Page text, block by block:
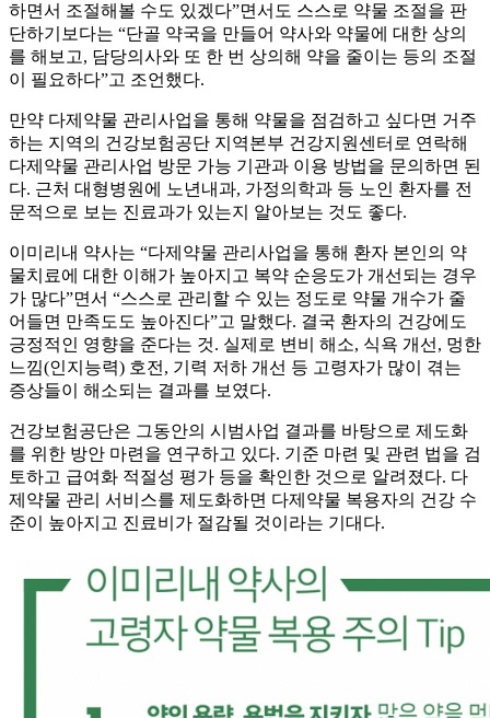
하면서 조절해볼 수도 있겠다”면서도 스스로 약물 조절을 판
단하기보다는 “단골 약국을 만들어 약사와 약물에 대한 상의
를 해보고, 담당의사와 또 한 번 상의해 약을 줄이는 등의 조절
이 필요하다”고 조언했다.
만약 다제약물 관리사업을 통해 약물을 점검하고 싶다면 거주
하는 지역의 건강보험공단 지역본부 건강지원센터로 연락해
다제약물 관리사업 방문 가능 기관과 이용 방법을 문의하면 된
다. 근처 대형병원에 노년내과, 가정의학과 등 노인 환자를 전
문적으로 보는 진료과가 있는지 알아보는 것도 좋다.
이미리내 약사는 “다제약물 관리사업을 통해 환자 본인의 약
물치료에 대한 이해가 높아지고 복약 순응도가 개선되는 경우
가 많다”면서 “스스로 관리할 수 있는 정도로 약물 개수가 줄
어들면 만족도도 높아진다”고 말했다. 결국 환자의 건강에도
긍정적인 영향을 준다는 것. 실제로 변비 해소, 식욕 개선, 멍한
느낌(인지능력) 호전, 기력 저하 개선 등 고령자가 많이 겪는
증상들이 해소되는 결과를 보였다.
건강보험공단은 그동안의 시범사업 결과를 바탕으로 제도화
를 위한 방안 마련을 연구하고 있다. 기준 마련 및 관련 법을 검
토하고 급여화 적절성 평가 등을 확인한 것으로 알려졌다. 다
제약물 관리 서비스를 제도화하면 다제약물 복용자의 건강 수
준이 높아지고 진료비가 절감될 것이라는 기대다.